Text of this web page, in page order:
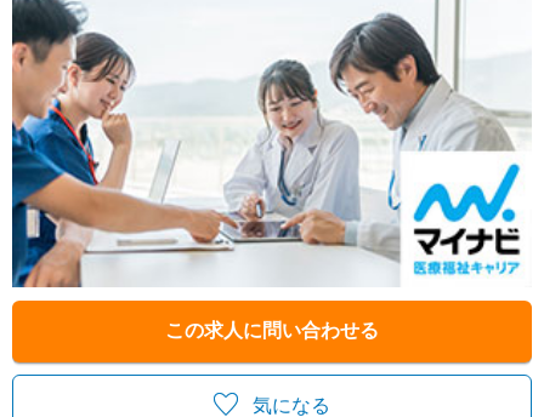
気になる
この求人に問い合わせる